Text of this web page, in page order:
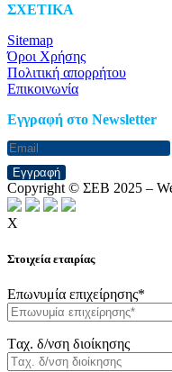
ΣΧΕΤΙΚΑ
Sitemap
Όροι Χρήσης
Πολιτική απορρήτου
Επικοινωνία
Eγγραφή στο Newsletter
Εγγραφή
Copyright © ΣΕΒ 2025 –
X
Στοιχεία εταιρίας
Επωνυμία επιχείρησης*
Tαχ. δ/νση διοίκησης